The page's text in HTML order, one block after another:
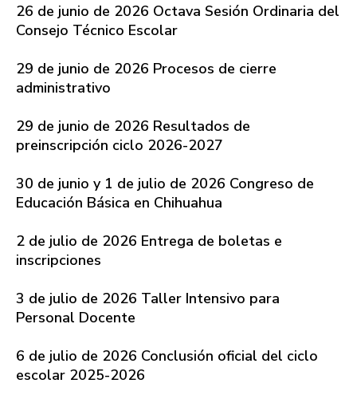
26 de junio de 2026 Octava Sesión Ordinaria del
Consejo Técnico Escolar
29 de junio de 2026 Procesos de cierre
administrativo
29 de junio de 2026 Resultados de
preinscripción ciclo 2026-2027
30 de junio y 1 de julio de 2026 Congreso de
Educación Básica en Chihuahua
2 de julio de 2026 Entrega de boletas e
inscripciones
3 de julio de 2026 Taller Intensivo para
Personal Docente
6 de julio de 2026 Conclusión oficial del ciclo
escolar 2025-2026